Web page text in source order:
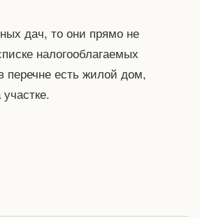
дач, то они прямо не
налогооблагаемых
перечне есть жилой дом,